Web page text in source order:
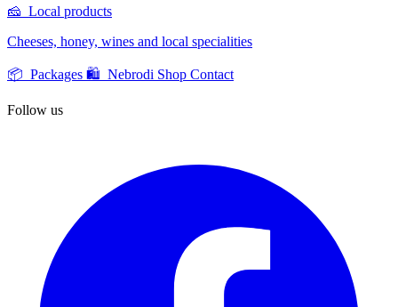
🧀 Local products
Cheeses, honey, wines and local specialities
📦 Packages 🛍️ Nebrodi Shop Contact
Follow us